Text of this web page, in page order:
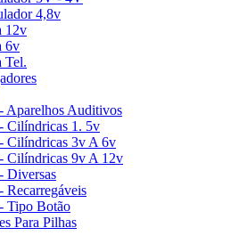
4,8v
12v
6v
Tel.
Aparelhos Auditivos
Cilíndricas 1. 5v
Cilíndricas 3v A 6v
Cilíndricas 9v A 12v
Diversas
Recarregáveis
Tipo Botão
Para Pilhas